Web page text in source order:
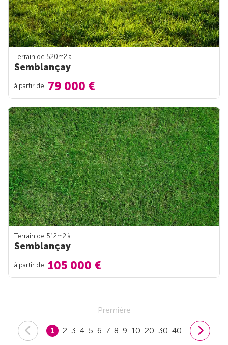
Terrain de 520m2 à
Semblançay
à partir de 79 000 €
Terrain de 512m2 à
Semblançay
à partir de 105 000 €
Première
1 2 3 4 5 6 7 8 9 10 20 30 40